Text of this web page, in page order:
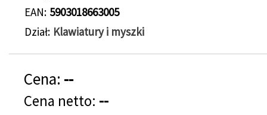
EAN 5903018663005
Dział Klawiatury i myszki
Cena: --
Cena netto: --